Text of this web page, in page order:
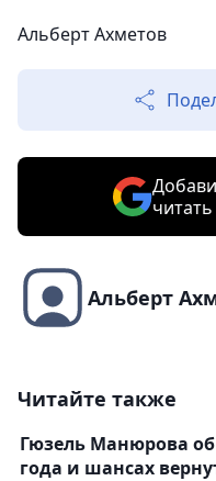
Альберт Ахметов
Альберт
Читайте также
Гюзель Манюрова об
года и шансах